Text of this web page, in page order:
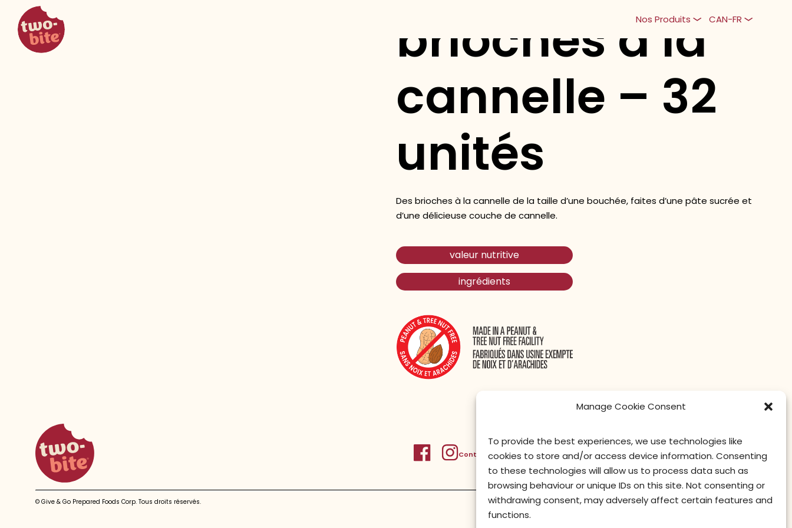
Manage Cookie Consent
To provide the best experiences, we use technologies like
cookies to store and/or access device information. Consenting
to these technologies will allow us to process data such as
browsing behaviour or unique IDs on this site. Not consenting or
withdrawing consent, may adversely affect certain features and
functions.
two-bite
Nos Produits CAN-FR
brioches à la
cannelle – 32
unités
Des brioches à la cannelle de la taille d’une bouchée, faites d’une pâte sucrée et
d’une délicieuse couche de cannelle.
valeur nutritive
ingrédients
two-bite homepage
Contactez-nousPolitique de confidentialitéConditions d’utilisationprivacy officer
© Give & Go Prepared Foods Corp. Tous droits réservés.